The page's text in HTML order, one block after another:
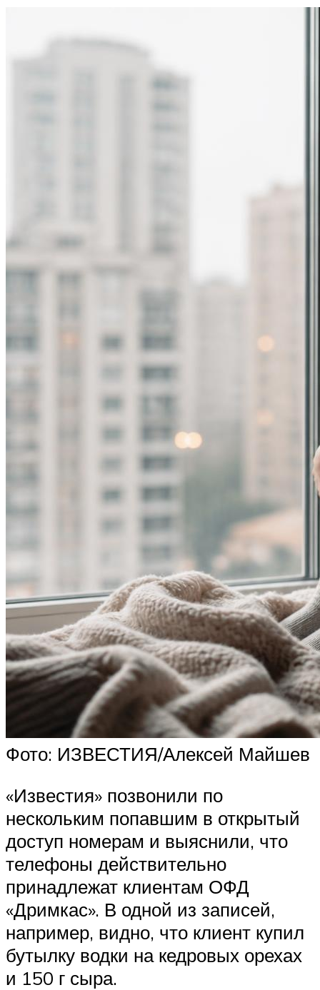
Фото: ИЗВЕСТИЯ/Алексей Майшев
«Известия» позвонили по
нескольким попавшим в открытый
доступ номерам и выяснили, что
телефоны действительно
принадлежат клиентам ОФД
«Дримкас». В одной из записей,
например, видно, что клиент купил
бутылку водки на кедровых орехах
и 150 г сыра.